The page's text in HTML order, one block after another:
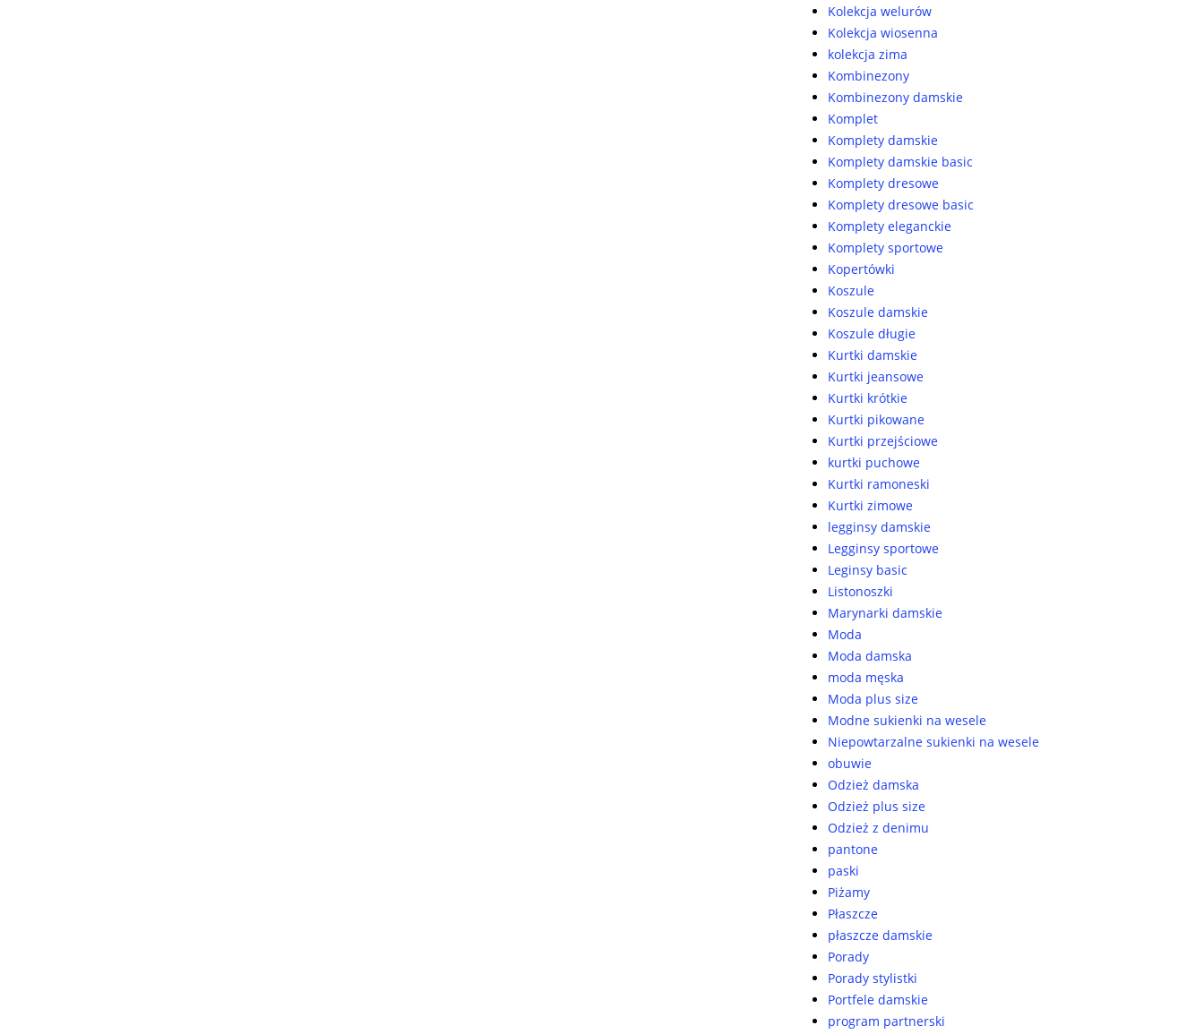
Kolekcja welurów
Kolekcja wiosenna
kolekcja zima
Kombinezony
Kombinezony damskie
Komplet
Komplety damskie
Komplety damskie basic
Komplety dresowe
Komplety dresowe basic
Komplety eleganckie
Komplety sportowe
Kopertówki
Koszule
Koszule damskie
Koszule długie
Kurtki damskie
Kurtki jeansowe
Kurtki krótkie
Kurtki pikowane
Kurtki przejściowe
kurtki puchowe
Kurtki ramoneski
Kurtki zimowe
legginsy damskie
Legginsy sportowe
Leginsy basic
Listonoszki
Marynarki damskie
Moda
Moda damska
moda męska
Moda plus size
Modne sukienki na wesele
Niepowtarzalne sukienki na wesele
obuwie
Odzież damska
Odzież plus size
Odzież z denimu
pantone
paski
Piżamy
Płaszcze
płaszcze damskie
Porady
Porady stylistki
Portfele damskie
program partnerski